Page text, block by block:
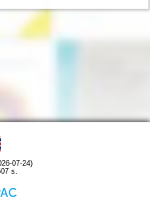
07-24)
s.